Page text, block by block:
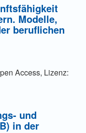
Modelle,
beruflichen
Access, Lizenz:
und
in der